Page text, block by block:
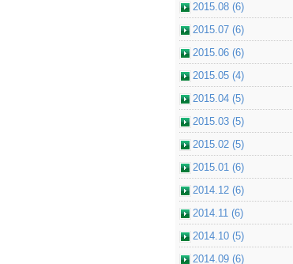
2015.08 (6)
2015.07 (6)
2015.06 (6)
2015.05 (4)
2015.04 (5)
2015.03 (5)
2015.02 (5)
2015.01 (6)
2014.12 (6)
2014.11 (6)
2014.10 (5)
2014.09 (6)